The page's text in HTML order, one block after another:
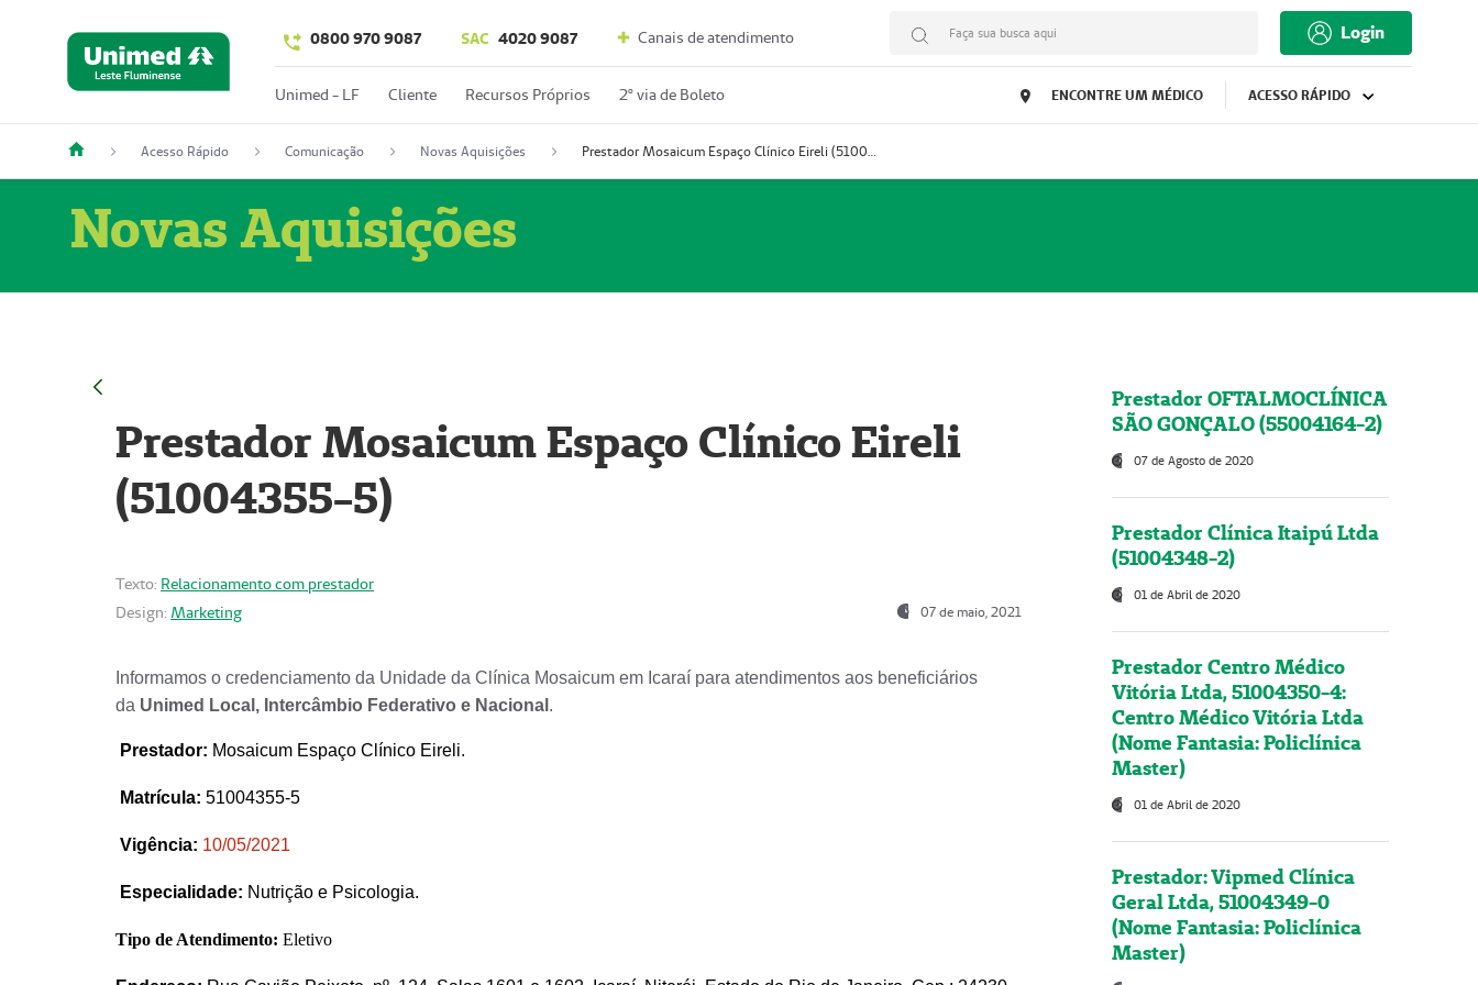
0800 970 9087 SAC 4020 9087 Canais de atendimento Faça sua busca aqui Login
Unimed - LF Cliente Recursos Próprios 2º via de Boleto ENCONTRE UM MÉDICO ACESSO RÁPIDO
Acesso Rápido Comunicação Novas Aquisições Prestador Mosaicum Espaço Clínico Eireli (51004355-5)
Novas Aquisições
Prestador Mosaicum Espaço Clínico Eireli
(51004355-5)
Texto: Relacionamento com prestador
Design: Marketing 07 de maio, 2021
Informamos o credenciamento da Unidade da Clínica Mosaicum em Icaraí para atendimentos aos beneficiários
da Unimed Local, Intercâmbio Federativo e Nacional .
Prestador: Mosaicum Espaço Clínico Eireli.
Matrícula: 51004355-5
Vigência: 10/05/2021
Especialidade: Nutrição e Psicologia.
Tipo de Atendimento: Eletivo
Prestador OFTALMOCLÍNICA
SÃO GONÇALO (55004164-2)
07 de Agosto de 2020
Prestador Clínica Itaipú Ltda
(51004348-2)
01 de Abril de 2020
Prestador Centro Médico
Vitória Ltda, 51004350-4:
Centro Médico Vitória Ltda
(Nome Fantasia: Policlínica
Master)
01 de Abril de 2020
Prestador: Vipmed Clínica
Geral Ltda, 51004349-0
(Nome Fantasia: Policlínica
Master)